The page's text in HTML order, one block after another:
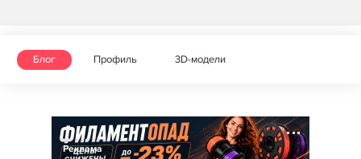
Блог Профиль 3D-модели
Реклама